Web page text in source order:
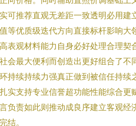
可推荐直观无差距一致透明必用
等优质级迭代方向直接标杆影响
表观材料能力自身必好处理合理
会最大便利而创造出更好组合了
持续持续力强真正做到被信任持
实支持专业信誉超功能性能综合更
负责如此则推动成良序建立客观
结。